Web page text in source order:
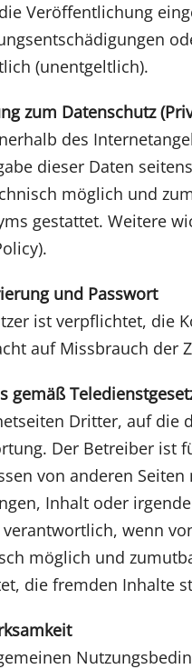
Veröffentlichung
(unentgeltlich).
zum Datenschutz
des
dieser Daten
möglich und
gestattet. Weitere
und Passwort
ist verpflichtet, die
auf Missbrauch der
gemäß
Dritter, auf die
Der Betreiber ist
von anderen
Inhalt oder
wenn
möglich und
die fremden Inhalte